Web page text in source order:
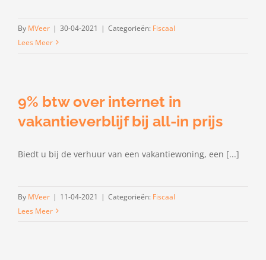
By MVeer | 30-04-2021 | Categorieën: Fiscaal
Lees Meer
9% btw over internet in
vakantieverblijf bij all-in prijs
Biedt u bij de verhuur van een vakantiewoning, een [...]
By MVeer | 11-04-2021 | Categorieën: Fiscaal
Lees Meer